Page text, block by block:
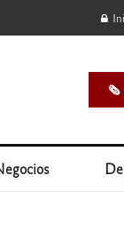
🗞️